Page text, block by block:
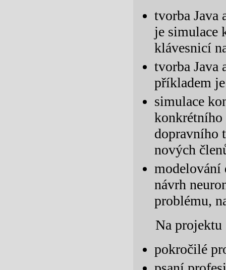
tvorba Java
je simulace
klávesnicí
tvorba Java
příkladem
simulace
dopravního
nových
modelování
návrh
problému,
Na projektu
pokročilé